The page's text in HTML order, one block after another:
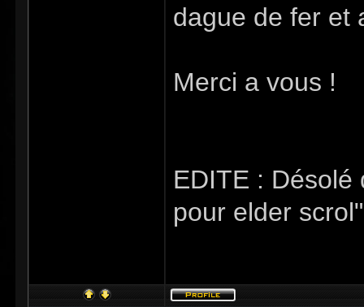
dague de fer et
Merci a vous !
EDITE : Désolé
pour elder scrol"